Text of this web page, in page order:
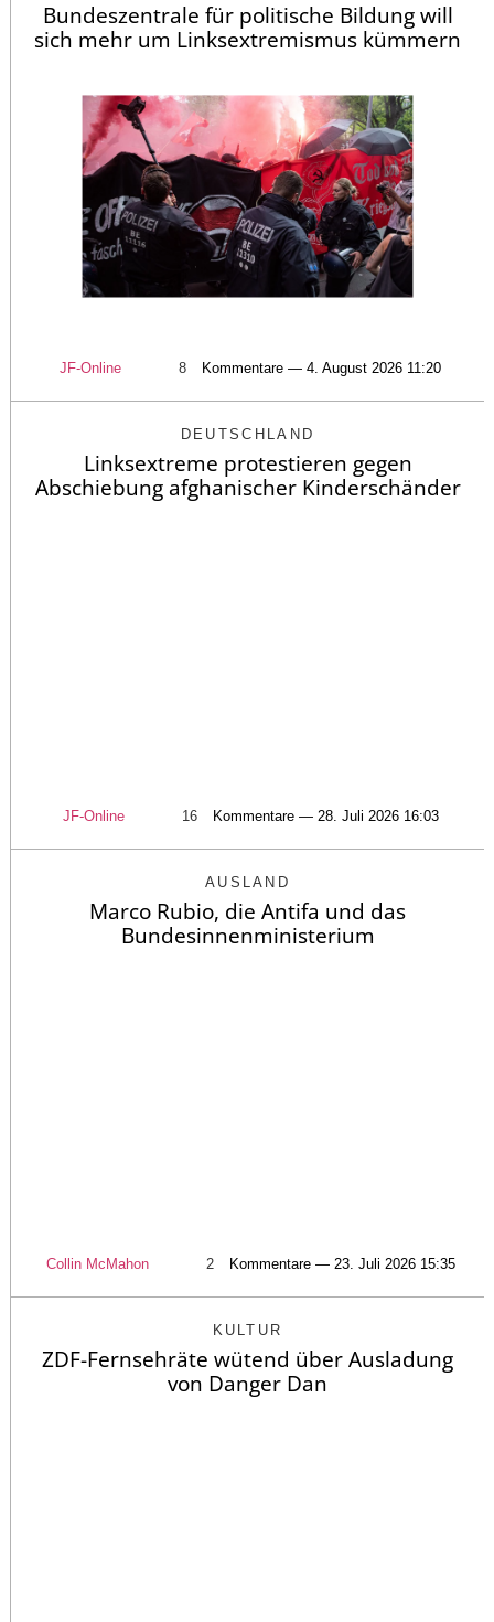
Bundeszentrale für politische Bildung will
sich mehr um Linksextremismus kümmern
JF-Online 8 Kommentare — 4. August 2026 11:20
DEUTSCHLAND
Linksextreme protestieren gegen
Abschiebung afghanischer Kinderschänder
JF-Online 16 Kommentare — 28. Juli 2026 16:03
AUSLAND
Marco Rubio, die Antifa und das
Bundesinnenministerium
Collin McMahon 2 Kommentare — 23. Juli 2026 15:35
KULTUR
ZDF-Fernsehräte wütend über Ausladung
von Danger Dan